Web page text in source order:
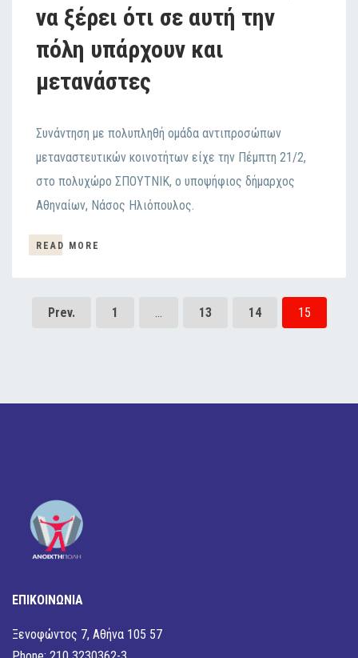
να ξέρει ότι σε αυτή την
πόλη υπάρχουν και
μετανάστες
Συνάντηση με πολυπληθή ομάδα αντιπροσώπων
μεταναστευτικών κοινοτήτων είχε την Πέμπτη 21/2,
στο πολυχώρο ΣΠΟΥΤΝΙΚ, ο υποψήφιος δήμαρχος
Αθηναίων, Νάσος Ηλιόπουλος.
READ MORE
Prev. 1 13 14 15
ΕΠΙΚΟΙΝΩΝΙΑ
Ξενοφώντος 7, Αθήνα 105 57